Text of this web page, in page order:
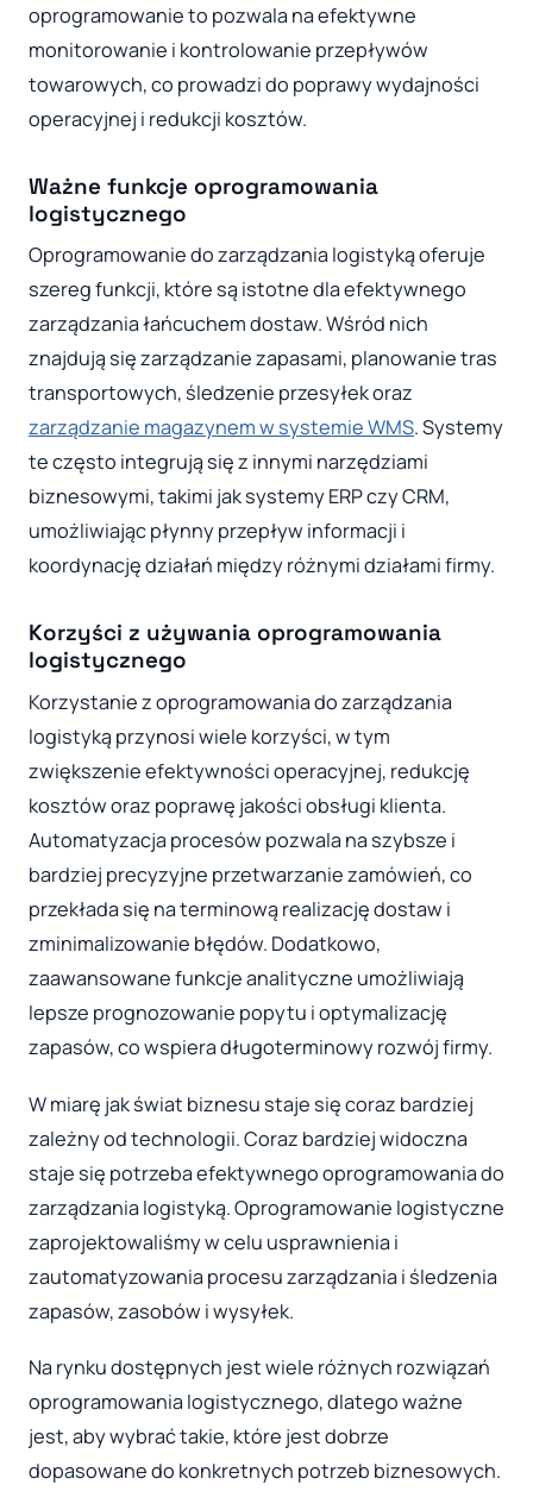
oprogramowanie to pozwala na efektywne
monitorowanie i kontrolowanie przepływów
towarowych, co prowadzi do poprawy wydajności
operacyjnej i redukcji kosztów.
Ważne funkcje oprogramowania
logistycznego
Oprogramowanie do zarządzania logistyką oferuje
szereg funkcji, które są istotne dla efektywnego
zarządzania łańcuchem dostaw. Wśród nich
znajdują się zarządzanie zapasami, planowanie tras
transportowych, śledzenie przesyłek oraz
zarządzanie magazynem w systemie WMS. Systemy
te często integrują się z innymi narzędziami
biznesowymi, takimi jak systemy ERP czy CRM,
umożliwiając płynny przepływ informacji i
koordynację działań między różnymi działami firmy.
Korzyści z używania oprogramowania
logistycznego
Korzystanie z oprogramowania do zarządzania
logistyką przynosi wiele korzyści, w tym
zwiększenie efektywności operacyjnej, redukcję
kosztów oraz poprawę jakości obsługi klienta.
Automatyzacja procesów pozwala na szybsze i
bardziej precyzyjne przetwarzanie zamówień, co
przekłada się na terminową realizację dostaw i
zminimalizowanie błędów. Dodatkowo,
zaawansowane funkcje analityczne umożliwiają
lepsze prognozowanie popytu i optymalizację
zapasów, co wspiera długoterminowy rozwój firmy.
W miarę jak świat biznesu staje się coraz bardziej
zależny od technologii. Coraz bardziej widoczna
staje się potrzeba efektywnego oprogramowania do
zarządzania logistyką. Oprogramowanie logistyczne
zaprojektowaliśmy w celu usprawnienia i
zautomatyzowania procesu zarządzania i śledzenia
zapasów, zasobów i wysyłek.
Na rynku dostępnych jest wiele różnych rozwiązań
oprogramowania logistycznego, dlatego ważne
jest, aby wybrać takie, które jest dobrze
dopasowane do konkretnych potrzeb biznesowych.